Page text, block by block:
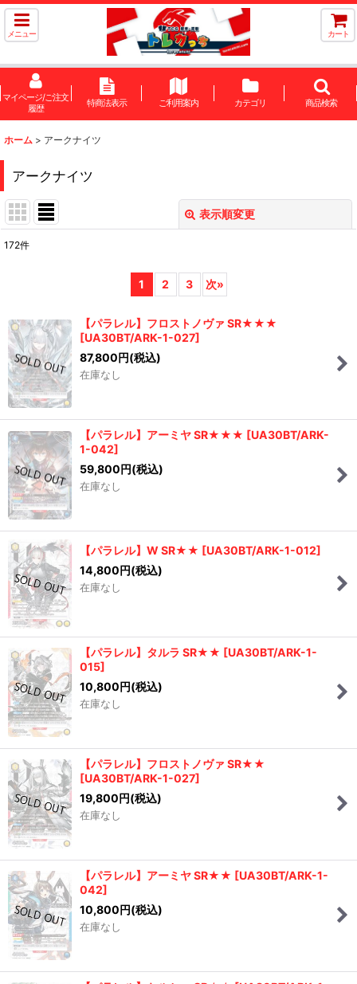
メニュー カート
マイページ/ご注文
履歴
特商法表示 ご利用案内 カテゴリ 商品検索
ホーム > アークナイツ
アークナイツ
表示順変更
在庫あり
並び順:
絞り込む
172件
1 2 3 次»
【パラレル】フロストノヴァ SR★★★
[UA30BT/ARK-1-027]
87,800円(税込)
在庫なし
【パラレル】アーミヤ SR★★★ [UA30BT/ARK-
1-042]
59,800円(税込)
在庫なし
【パラレル】W SR★★ [UA30BT/ARK-1-012]
14,800円(税込)
在庫なし
【パラレル】タルラ SR★★ [UA30BT/ARK-1-
015]
10,800円(税込)
在庫なし
【パラレル】フロストノヴァ SR★★
[UA30BT/ARK-1-027]
19,800円(税込)
在庫なし
【パラレル】アーミヤ SR★★ [UA30BT/ARK-1-
042]
10,800円(税込)
在庫なし